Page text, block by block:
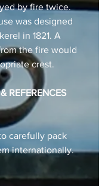
by fire twice.
was designed
in 1821. A
the fire would
crest.
REFERENCES
carefully pack
internationally.